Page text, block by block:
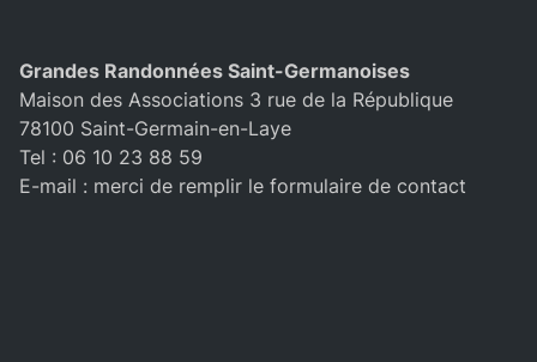
Grandes Randonnées Saint-Germanoises
Maison des Associations 3 rue de la République
78100 Saint-Germain-en-Laye
Tel : 06 10 23 88 59
E-mail : merci de remplir le formulaire de contact